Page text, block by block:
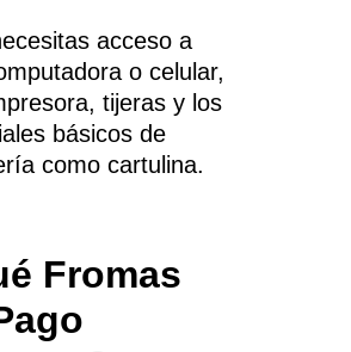
acceso a
o celular,
tijeras y los
básicos de
como cartulina.
Fromas